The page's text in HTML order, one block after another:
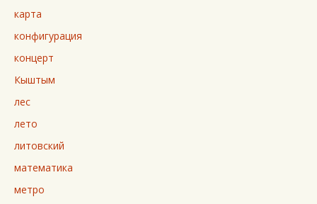
карта
конфигурация
концерт
Кыштым
лес
лето
литовский
математика
метро